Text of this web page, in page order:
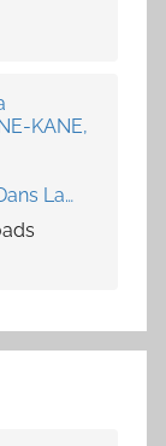
KANE,
La